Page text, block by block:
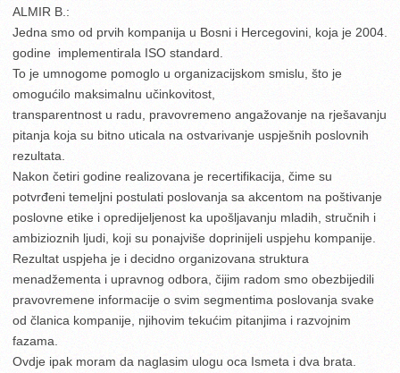
ALMIR B.:
Jedna smo od prvih kompanija u Bosni i Hercegovini, koja je 2004.
godine implementirala ISO standard.
To je umnogome pomoglo u organizacijskom smislu, što je
omogućilo maksimalnu učinkovitost,
transparentnost u radu, pravovremeno angažovanje na rješavanju
pitanja koja su bitno uticala na ostvarivanje uspješnih poslovnih
rezultata.
Nakon četiri godine realizovana je recertifikacija, čime su
potvrđeni temeljni postulati poslovanja sa akcentom na poštivanje
poslovne etike i opredijeljenost ka upošljavanju mladih, stručnih i
ambizioznih ljudi, koji su ponajviše doprinijeli uspjehu kompanije.
Rezultat uspjeha je i decidno organizovana struktura
menadžementa i upravnog odbora, čijim radom smo obezbijedili
pravovremene informacije o svim segmentima poslovanja svake
od članica kompanije, njihovim tekućim pitanjima i razvojnim
fazama.
Ovdje ipak moram da naglasim ulogu oca Ismeta i dva brata.